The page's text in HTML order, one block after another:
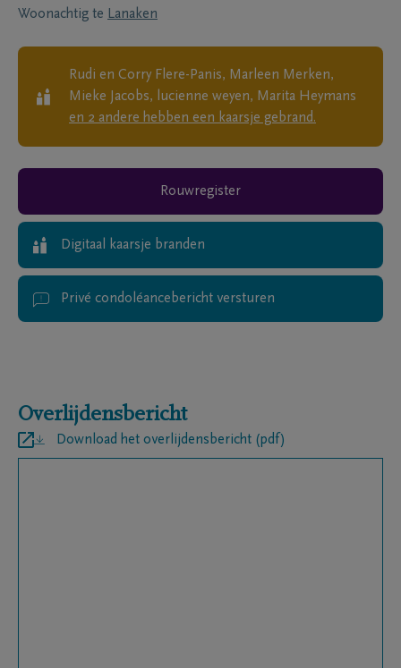
Woonachtig te Lanaken
Rudi en Corry Flere-Panis, Marleen Merken,
Mieke Jacobs, lucienne weyen, Marita Heymans
en 2 andere hebben een kaarsje gebrand.
Rouwregister
Digitaal kaarsje branden
Privé condoléancebericht versturen
Overlijdensbericht
Download het overlijdensbericht (pdf)